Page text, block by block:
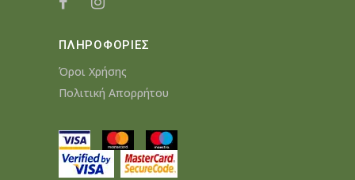
ΠΛΗΡΟΦΟΡΙΕΣ
Όροι Χρήσης
Πολιτική Απορρήτου